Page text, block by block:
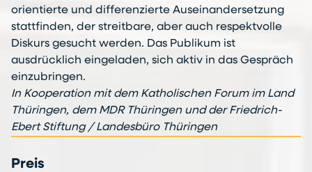
orientierte und differenzierte Auseinandersetzung
stattfinden, der streitbare, aber auch respektvolle
Diskurs gesucht werden. Das Publikum ist
ausdrücklich eingeladen, sich aktiv in das Gespräch
einzubringen.
In Kooperation mit dem Katholischen Forum im Land
Thüringen, dem MDR Thüringen und der Friedrich-
Ebert Stiftung / Landesbüro Thüringen
Preis